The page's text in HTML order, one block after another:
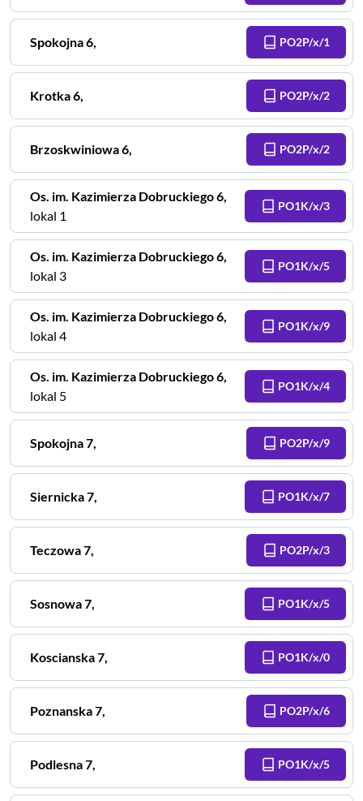
Spokojna6, PO2P/x/1
Krotka6, PO2P/x/2
Brzoskwiniowa6, PO2P/x/2
Os. im. Kazimierza Dobruckiego6,
lokal 1
PO1K/x/3
Os. im. Kazimierza Dobruckiego6,
lokal 3
PO1K/x/5
Os. im. Kazimierza Dobruckiego6,
lokal 4
PO1K/x/9
Os. im. Kazimierza Dobruckiego6,
lokal 5
PO1K/x/4
Spokojna7, PO2P/x/9
Siernicka7, PO1K/x/7
Teczowa7, PO2P/x/3
Sosnowa7, PO1K/x/5
Koscianska7, PO1K/x/0
Poznanska7, PO2P/x/6
Podlesna7, PO1K/x/5